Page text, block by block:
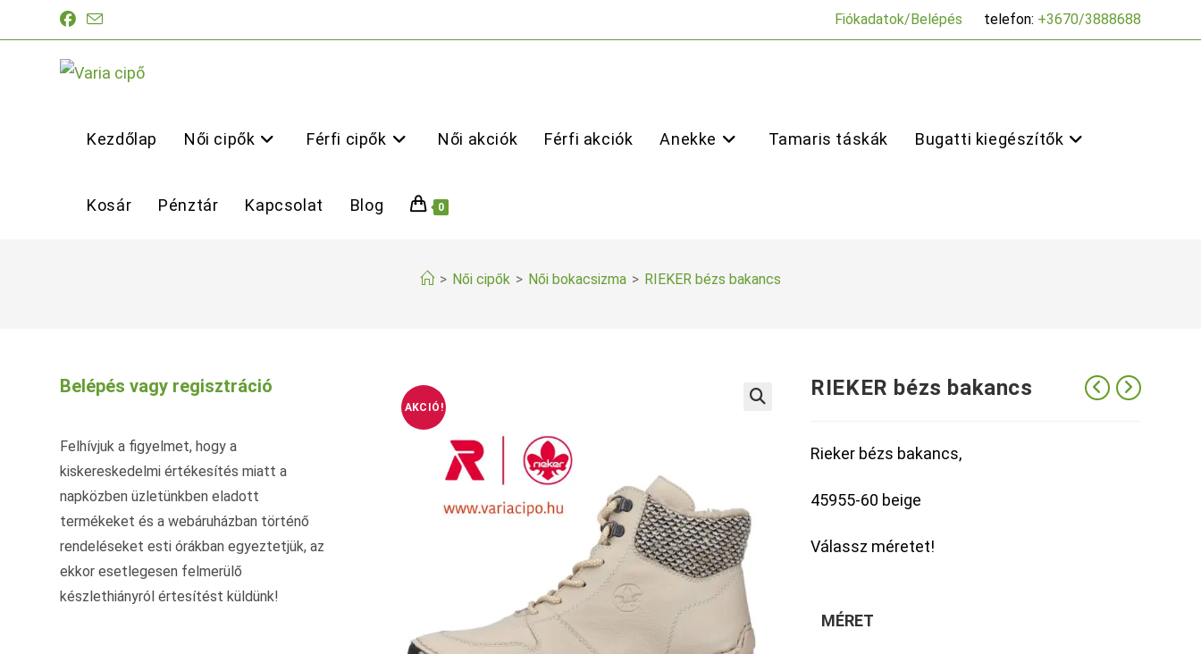
Fiókadatok/Belépés telefon: +3670/3888688
Kezdőlap Női cipők Férfi cipők Női akciók Férfi akciók Anekke Tamaris táskák Bugatti kiegészítők
Kosár Pénztár Kapcsolat Blog 0
> Női cipők > Női bokacsizma > RIEKER bézs bakancs
AKCIÓ!
RIEKER bézs bakancs
Rieker bézs bakancs,
45955-60 beige
Válassz méretet!
MÉRET
Belépés vagy regisztráció
Felhívjuk a figyelmet, hogy a
kiskereskedelmi értékesítés miatt a
napközben üzletünkben eladott
termékeket és a webáruházban történő
rendeléseket esti órákban egyeztetjük, az
ekkor esetlegesen felmerülő
készlethiányról értesítést küldünk!